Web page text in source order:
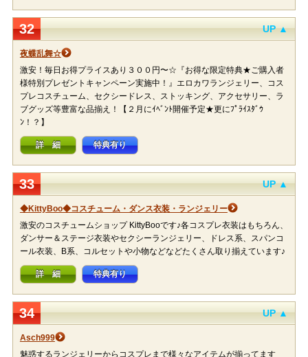
32 UP ▲
夜蝶乱舞☆
激安！毎日お得プライスあり３００円〜☆『お得な限定特典★ご購入者
様特別プレゼントキャンペーン実施中！』エロカワランジェリー、コス
プレコスチューム、セクシードレス、ストッキング、アクセサリー、ラ
ブグッズ等豊富な品揃え！【２月にｲﾍﾞﾝﾄ開催予定★更にﾌﾟﾗｲｽﾀﾞｳ
ﾝ！？】
詳 細 特典有り
33 UP ▲
◆KittyBoo◆コスチューム・ダンス衣装・ランジェリー
激安のコスチュームショップ KittyBooです♪各コスプレ衣装はもちろん、
ダンサー＆ステージ衣装やセクシーランジェリー、ドレス系、スパンコ
ール衣装、B系、コルセットや小物などなどたくさん取り揃えています♪
詳 細 特典有り
34 UP ▲
Asch999
魅惑するランジェリーからコスプレまで様々なアイテムが揃ってます